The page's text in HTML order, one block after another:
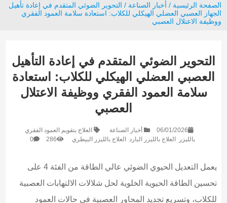
الصفحة الرئيسية / أخبار الصناعة / التحوير الضوئي المتقدم في إعادة تأهيل
الجهاز العصبي العضلي الهيكلي للكلاب: استعادة سلامة العمود الفقري
ووظيفة الاعتلال العصبي
التحوير الضوئي المتقدم في إعادة التأهيل
العصبي العضلي الهيكلي للكلاب: استعادة
سلامة العمود الفقري ووظيفة الاعتلال
العصبي
06/01/2026 أخبار الصناعة
العلاج بتقويم العمود الفقري
بالليزر
العلاج بالليزر البارد العلاج بالليزر البيطري 286
0
يعمل التعديل الحيوي الضوئي عالي الطاقة من الفئة 4 على
تحسين الطاقة الحيوية الخلوية لحل شلالات الالتهابات العصبية
للكلاب، وتسريع تجديد المحاور العصبية في حالات العمود